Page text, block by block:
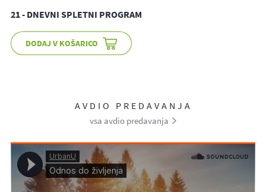
21 - DNEVNI SPLETNI PROGRAM
AVDIO PREDAVANJA
vsa avdio predavanja